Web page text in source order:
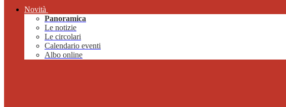
Novità
Panoramica
Le notizie
Le circolari
Calendario eventi
Albo online